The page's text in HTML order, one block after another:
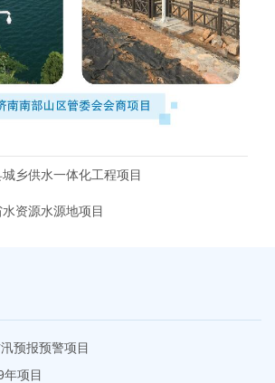
乡供水一体化工程项目
资源水源地项目
预报预警项目
项目